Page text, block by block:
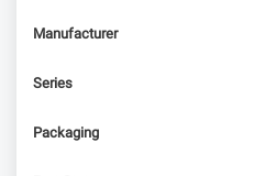
Manufacturer
Series
Packaging